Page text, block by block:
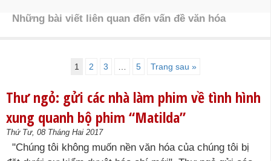
Những bài viết liên quan đến vấn đề văn hóa
1 2 3 5 Trang sau »
Thư ngỏ: gửi các nhà làm phim về tình hình
xung quanh bộ phim “Matilda”
Thứ Tư, 08 Tháng Hai 2017
"Chúng tôi không muốn nền văn hóa của chúng tôi bị